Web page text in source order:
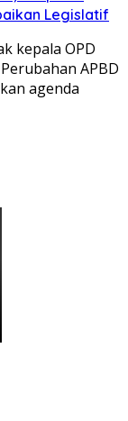
Legislatif
kepala OPD
APBD
agenda